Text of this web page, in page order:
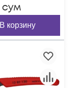
сум
В корзину